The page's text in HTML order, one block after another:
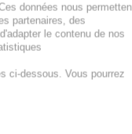
bio pour
données nous
partenaires, des
le contenu de nos
ci-dessous. Vous pourrez